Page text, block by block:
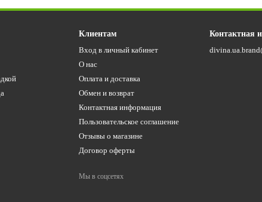
Клиентам
Вход в личный кабинет
О нас
Оплата и доставка
Обмен и возврат
Контактная информация
Пользовательское соглашение
Отзывы о магазине
Договор оферты
Мы в соцсетях
Контактная